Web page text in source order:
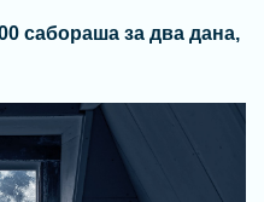
сабораша за два дана,